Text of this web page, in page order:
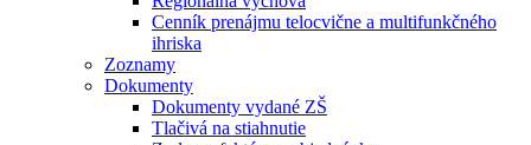
Cenník prenájmu telocvične a multifunkčného
ihriska
Zoznamy
Dokumenty
Dokumenty vydané ZŠ
Tlačivá na stiahnutie